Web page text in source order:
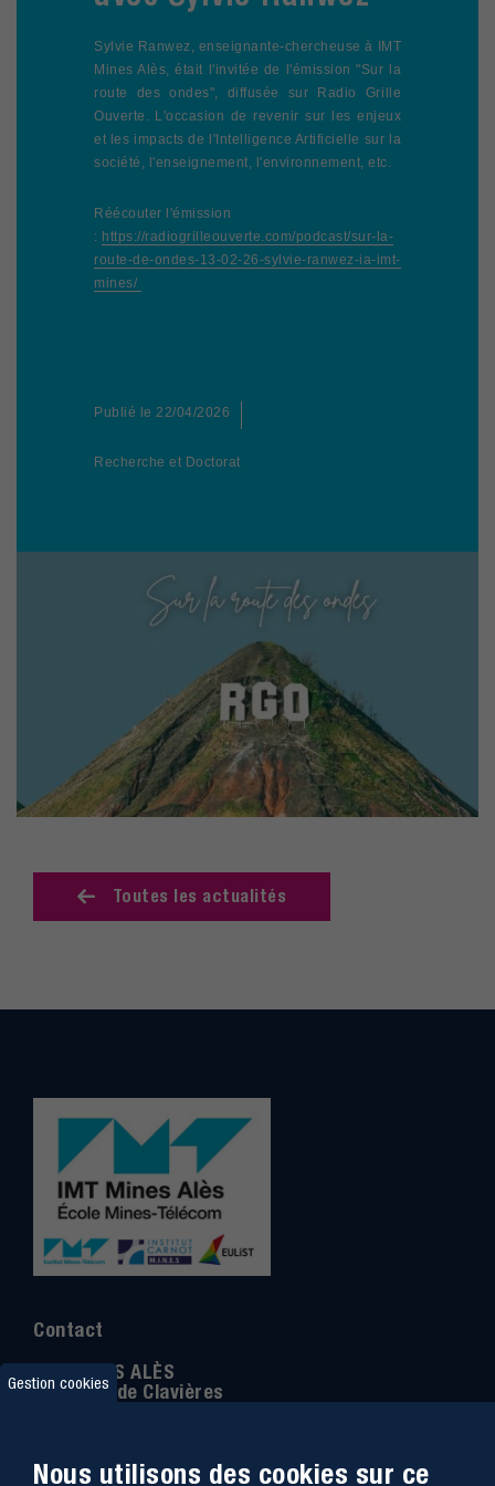
Sylvie Ranwez, enseignante-chercheuse à IMT
Mines Alès, était l'invitée de l'émission "Sur la
route des ondes", diffusée sur Radio Grille
Ouverte. L'occasion de revenir sur les enjeux
et les impacts de l'Intelligence Artificielle sur la
société, l'enseignement, l'environnement, etc.
Réécouter l'émission
: https://radiogrilleouverte.com/podcast/sur-la-
route-de-ondes-13-02-26-sylvie-ranwez-ia-imt-
mines/
Publié le 22/04/2026
Recherche et Doctorat
Toutes les actualités
Contact
IMT MINES ALÈS
6 Avenue de Clavières
Téléphone
04 66 78 50 00
Gestion cookies
Nous utilisons des cookies sur ce